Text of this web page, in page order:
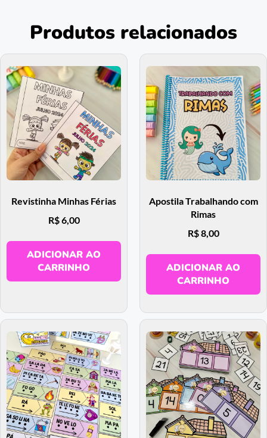
Produtos relacionados
Revistinha Minhas Férias
R$6,00
ADICIONAR AO
CARRINHO
Apostila Trabalhando com
Rimas
R$8,00
ADICIONAR AO
CARRINHO